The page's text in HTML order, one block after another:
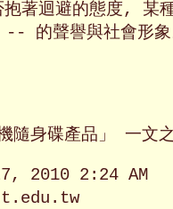
著迴避的態度, 某
2010 2:24 AM